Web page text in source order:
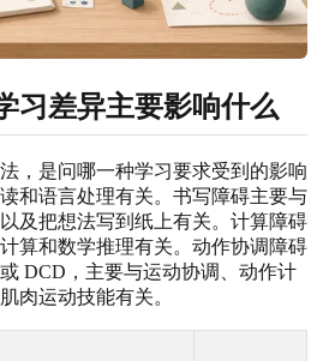
习差异主要影响什么
，是问哪一种学习要求受到的影响
和语言处理有关。书写障碍主要与
及把想法写到纸上有关。计算障碍
算和数学推理有关。动作协调障碍
DCD，主要与运动协调、动作计
肉运动技能有关。